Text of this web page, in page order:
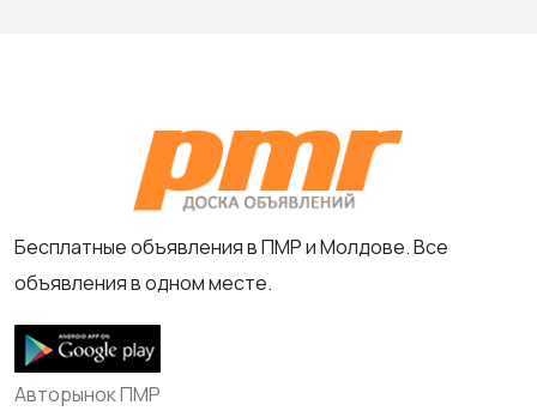
Бесплатные объявления в ПМР и Молдове. Все
объявления в одном месте.
Авторынок ПМР